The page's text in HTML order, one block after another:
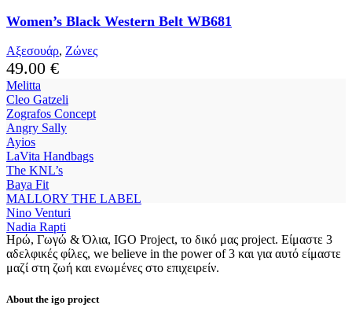
The
may
product
Women’s Black Western Belt WB681
Αξεσουάρ, Ζώνες
49.00 €
Melitta
Cleo Gatzeli
Zografos Concept
Angry Sally
Ayios
LaVita Handbags
The KNL’s
Baya Fit
MALLORY THE LABEL
Nino Venturi
Nadia Rapti
Ηρώ, Γωγώ & Όλια, IGO Project, το δικό μας project. Είμαστε 3
αδελφικές φίλες, we believe in the power of 3 και για αυτό είμαστε
μαζί στη ζωή και ενωμένες στο επιχειρείν.
About the igo project